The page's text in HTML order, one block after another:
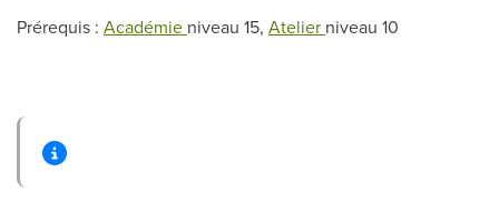
Prérequis : Académie niveau 15, Atelier niveau 10